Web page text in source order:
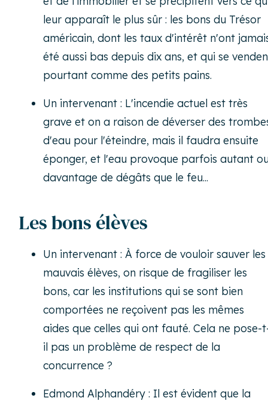
leur apparaît le plus sûr : les bons du Trésor
américain, dont les taux d'intérêt n'ont
été aussi bas depuis dix ans, et qui se
pourtant comme des petits pains.
Un intervenant : L'incendie actuel est très
grave et on a raison de déverser des
d'eau pour l'éteindre, mais il faudra ensuite
éponger, et l'eau provoque parfois autant
davantage de dégâts que le feu...
Les bons élèves
Un intervenant : À force de vouloir sauver les
mauvais élèves, on risque de fragiliser les
bons, car les institutions qui se sont bien
comportées ne reçoivent pas les mêmes
aides que celles qui ont fauté. Cela ne pose-
il pas un problème de respect de la
concurrence ?
Edmond Alphandéry : Il est évident que la